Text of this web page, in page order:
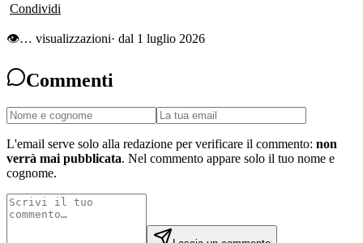
Condividi
👁… visualizzazioni· dal 1 luglio 2026
Commenti
L'email serve solo alla redazione per verificare il commento: non
verrà mai pubblicata. Nel commento appare solo il tuo nome e
cognome.